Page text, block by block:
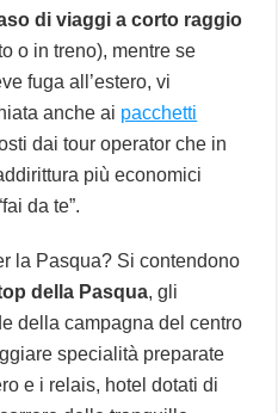
di viaggi a corto raggio
o in treno), mentre se
fuga all’estero, vi
anche ai pacchetti
dai tour operator che in
più economici
da te”.
la Pasqua? Si contendono
della Pasqua, gli
della campagna del centro
specialità preparate
e i relais, hotel dotati di